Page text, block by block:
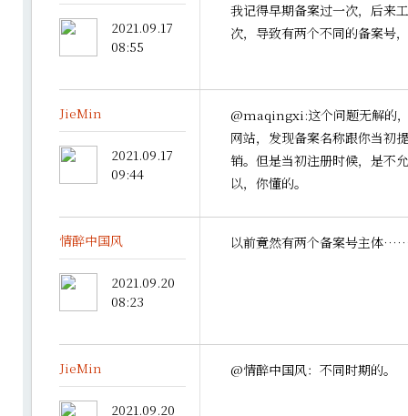
我记得早期备案过一次，后来
次，导致有两个不同的备案号
2021.09.17
08:55
@maqingxi:这个问题无解的
网站，发现备案名称跟你当初
销。但是当初注册时候，是不
以，你懂的。
JieMin
2021.09.17
09:44
以前竟然有两个备案号主体
情醉中国风
2021.09.20
08:23
@情醉中国风：不同时期的。
JieMin
2021.09.20